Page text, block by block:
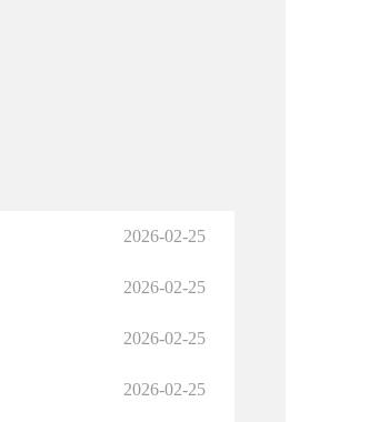
2026-02-25
2026-02-25
2026-02-25
2026-02-25